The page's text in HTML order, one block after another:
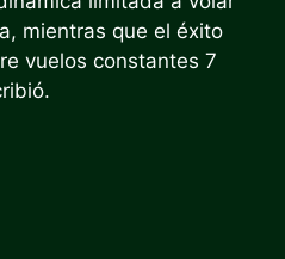
mientras que el éxito
vuelos constantes 7